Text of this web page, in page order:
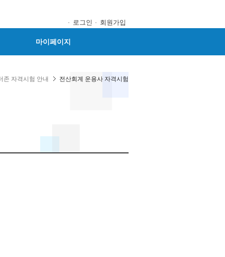
로그인 회원가입
마이페이지
존 자격시험 안내 전산회계 운용사 자격시험